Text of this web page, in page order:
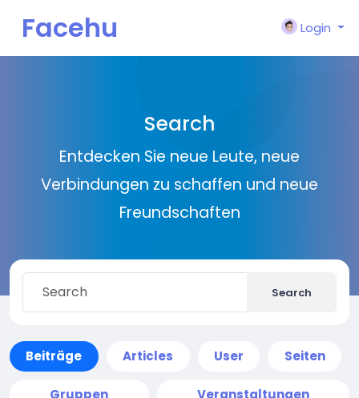
Facehu
Login
Search
Entdecken Sie neue Leute, neue
Verbindungen zu schaffen und neue
Freundschaften
Search
Beiträge Articles User Seiten
Gruppen Veranstaltungen